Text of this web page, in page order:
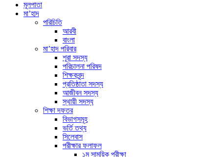
মূলপাতা
মা’হাদ
পরিচিতি
আরবী
বাংলা
মা’হাদ পরিবার
শূরা সদস্য
পরিচালনা পরিষদ
শিক্ষকবৃন্দ
প্রতিষ্ঠাতা সদস্য
আজীবন সদস্য
স্থায়ী সদস্য
শিক্ষা দফতর
বিভাগসমূহ
ভর্তি তথ্য
সিলেবাস
পরীক্ষার ফলাফল
১ম সাময়িক পরীক্ষা